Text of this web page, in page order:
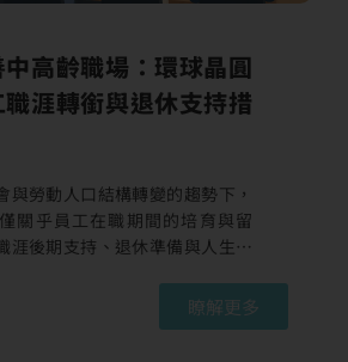
高齡職場：環球晶圓
涯轉銜與退休支持措
與勞動人口結構轉變的趨勢下，
關乎員工在職期間的培育與留
涯後期支持、退休準備與人生階
員工關懷從在職期間的訓練發展
延伸至職涯後期、退休準備及人
瞭解更多